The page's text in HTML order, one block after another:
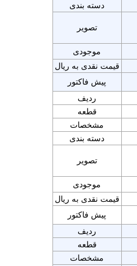
دسته بندی
تصویر
موجودی
قیمت نقدی به ریال
پیش فاکتور
ردیف
قطعه
مشخصات
دسته بندی
تصویر
موجودی
قیمت نقدی به ریال
پیش فاکتور
ردیف
قطعه
مشخصات